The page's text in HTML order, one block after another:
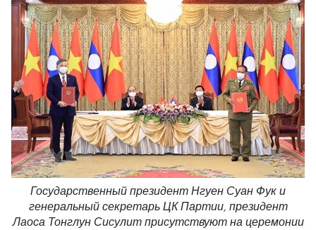
Государственный президент Нгуен Суан Фук и
генеральный секретарь ЦК Партии, президент
Лаоса Тонглун Сисулит присутствуют на церемонии